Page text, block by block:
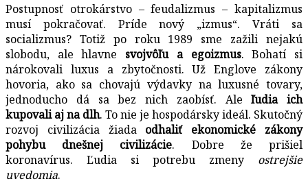
Postupnosť otrokárstvo – feudalizmus – kapitalizmus
musí pokračovať. Príde nový „izmus“. Vráti sa
socializmus? Totiž po roku 1989 sme zažili nejakú
slobodu, ale hlavne svojvôľu a egoizmus. Bohatí si
nárokovali luxus a zbytočnosti. Už Englove zákony
hovoria, ako sa chovajú výdavky na luxusné tovary,
jednoducho dá sa bez nich zaobísť. Aleľudia ich
kupovali aj na dlh. To nie je hospodársky ideál. Skutočný
rozvoj civilizácia žiada odhaliť ekonomické zákony
pohybu dnešnej civilizácie. Dobre že prišiel
koronavírus. Ľudia si potrebu zmeny ostrejšie
uvedomia.